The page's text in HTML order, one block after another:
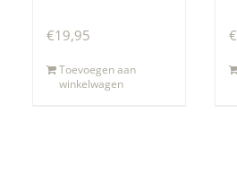
€19,95
Toevoegen aan
winkelwagen
€